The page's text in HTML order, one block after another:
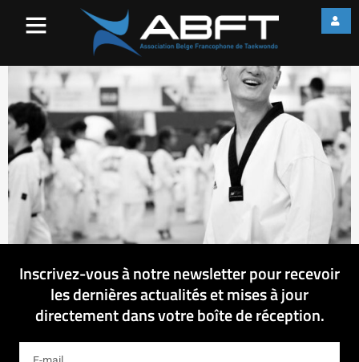
Inscrivez-vous à notre newsletter pour recevoir
les dernières actualités et mises à jour
directement dans votre boîte de réception.